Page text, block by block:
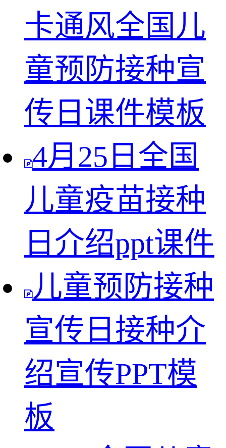
卡通风全国儿
童预防接种宣
传日课件模板
4月25日全国
儿童疫苗接种
日介绍ppt课件
儿童预防接种
宣传日接种介
绍宣传PPT模
板